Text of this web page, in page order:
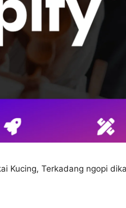
Kucing, Terkadang ngopi